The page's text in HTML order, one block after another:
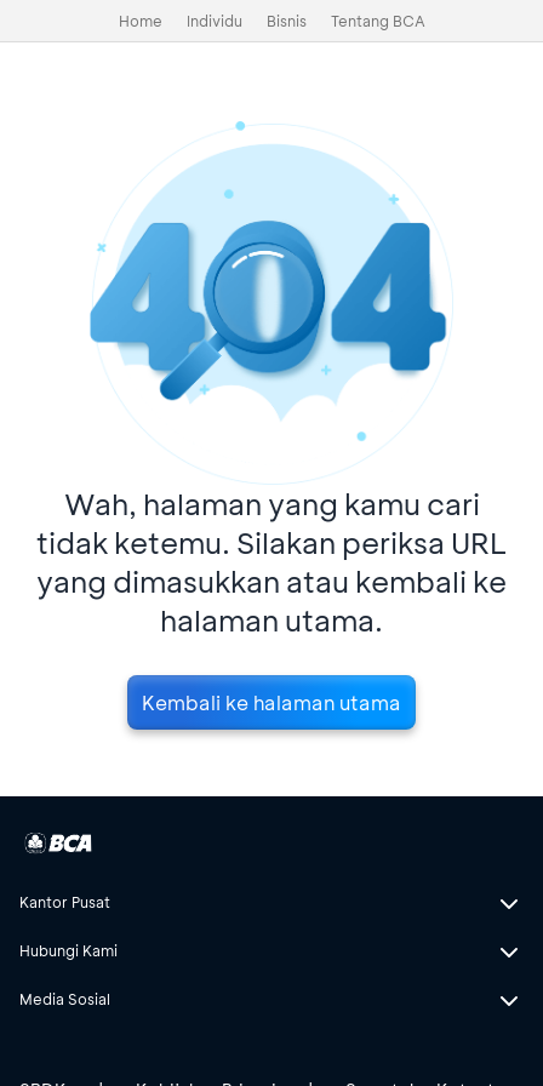
Home Individu Bisnis Tentang BCA
Wah, halaman yang kamu cari
tidak ketemu. Silakan periksa URL
yang dimasukkan atau kembali ke
halaman utama.
Kembali ke halaman utama
Kantor Pusat
Hubungi Kami
Media Sosial